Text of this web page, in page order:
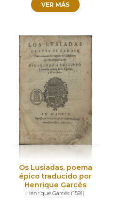
VER MÁS
Os Lusiadas, poema
épico traducido por
Henrique Garcés
Henrique Garcés (1591)